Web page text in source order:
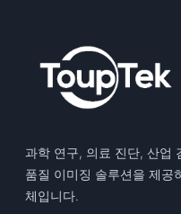
과학 연구, 의료 진단, 산업
품질 이미징 솔루션을 제공
체입니다.